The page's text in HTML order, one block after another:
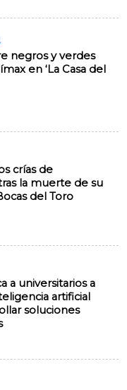
negros y verdes
en ‘La Casa del
crías de
la muerte de su
del Toro
a universitarios a
artificial
soluciones